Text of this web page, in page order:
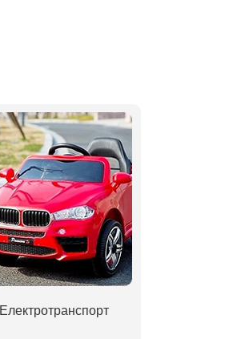
Електротранспорт